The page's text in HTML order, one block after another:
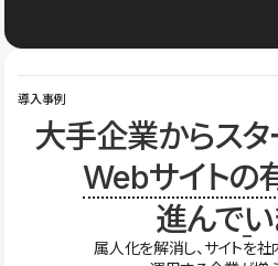
導入事例
大手企業からスタ
Webサイトの
進んでい
属人化を解消し、サイトを